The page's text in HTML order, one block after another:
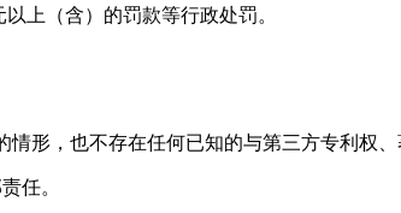
上（含）的罚款等行政处罚。
形，也不存在任何已知的与第三方专利权
任。